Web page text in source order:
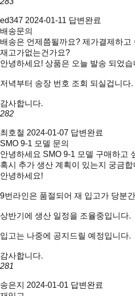
ed347 2024-01-11 답변완료
배송문의
배송은 언제쯤될까요? 제가결제하고
재고가없는건가요?
안녕하세요! 상품은 오늘 발송 되었습
저녁부터 송장 번호 조회 되실겁니다.
감사합니다.
282
최호철 2024-01-07 답변완료
SMO 9-1 모델 문의
안녕하세요 SMO 9-1 모델 구매하고
혹시 추가 생산 계획이 있는지 궁금합
안녕하세요!
9번라인은 품절되어 재 입고가 당분
상반기에 생산 일정을 조율중입니다.
입고는 나중에 공지드릴 예정입니다.
감사합니다.
281
송은지 2024-01-01 답변완료